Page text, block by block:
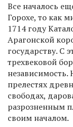
Все началось
Горохе, то как
1714 году
Арагонской
государству. С
трехвековой
прелестях
свободах,
разрозненным
своим началом.